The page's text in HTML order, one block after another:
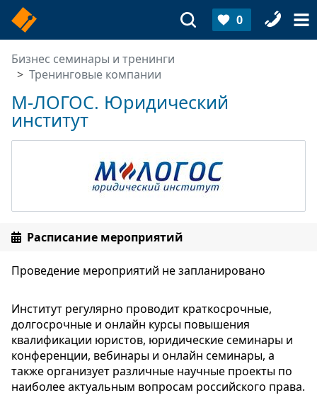
0
Бизнес семинары и тренинги
Тренинговые компании
М-ЛОГОС. Юридический
институт
Расписание мероприятий
Проведение мероприятий не запланировано
Институт регулярно проводит краткосрочные,
долгосрочные и онлайн курсы повышения
квалификации юристов, юридические семинары и
конференции, вебинары и онлайн семинары, а
также организует различные научные проекты по
наиболее актуальным вопросам российского права.